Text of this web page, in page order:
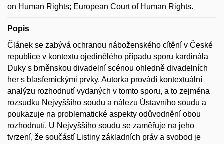
on Human Rights; European Court of Human Rights.
Popis
Článek se zabývá ochranou náboženského cítění v České
republice v kontextu ojedinělého případu sporu kardinála
Duky s brněnskou divadelní scénou ohledně divadelních
her s blasfemickými prvky. Autorka provádí kontextuální
analýzu rozhodnutí vydaných v tomto sporu, a to zejména
rozsudku Nejvyššího soudu a nálezu Ústavního soudu a
poukazuje na problematické aspekty odůvodnění obou
rozhodnutí. U Nejvyššího soudu se zaměřuje na jeho
tvrzení, že součástí Listiny základních práv a svobod je